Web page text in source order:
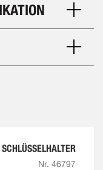
SCHLÜSSELHALTER
Nr. 46797